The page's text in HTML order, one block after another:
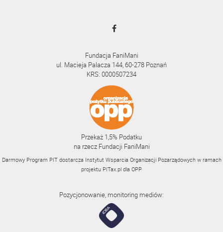
Fundacja FaniMani
ul. Macieja Palacza 144, 60-278 Poznań
KRS: 0000507234
Przekaż 1,5% Podatku
na rzecz Fundacji FaniMani
Darmowy Program PIT dostarcza Instytut Wsparcia Organizacji Pozarządowych w ramach
projektu PITax.pl dla OPP
Pozycjonowanie, monitoring mediów: